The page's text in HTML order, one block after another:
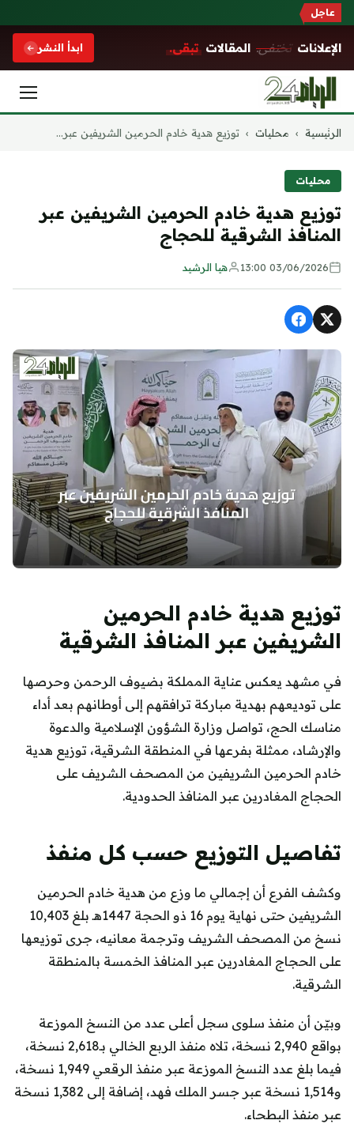
عاجل
الإعلانات تختفي. المقالات تبقى. ابدأ النشر
التجاوز
الرئيسية › محليات › توزيع هدية خادم الحرمين الشريفين عبر...
محليات
توزيع هدية خادم الحرمين الشريفين عبر
المنافذ الشرقية للحجاج
03/06/2026 13:00 هيا الرشيد
توزيع هدية خادم الحرمين
الشريفين عبر المنافذ الشرقية
في مشهد يعكس عناية المملكة بضيوف الرحمن وحرصها
على توديعهم بهدية مباركة ترافقهم إلى أوطانهم بعد أداء
مناسك الحج، تواصل وزارة الشؤون الإسلامية والدعوة
والإرشاد، ممثلة بفرعها في المنطقة الشرقية، توزيع هدية
خادم الحرمين الشريفين من المصحف الشريف على
الحجاج المغادرين عبر المنافذ الحدودية.
تفاصيل التوزيع حسب كل منفذ
وكشف الفرع أن إجمالي ما وزع من هدية خادم الحرمين
الشريفين حتى نهاية يوم 16 ذو الحجة 1447هـ بلغ 10,403
نسخ من المصحف الشريف وترجمة معانيه، جرى توزيعها
على الحجاج المغادرين عبر المنافذ الخمسة بالمنطقة
الشرقية.
وبيّن أن منفذ سلوى سجل أعلى عدد من النسخ الموزعة
بواقع 2,940 نسخة، تلاه منفذ الربع الخالي بـ2,618 نسخة،
فيما بلغ عدد النسخ الموزعة عبر منفذ الرقعي 1,949 نسخة،
و1,514 نسخة عبر جسر الملك فهد، إضافة إلى 1,382 نسخة
عبر منفذ البطحاء.